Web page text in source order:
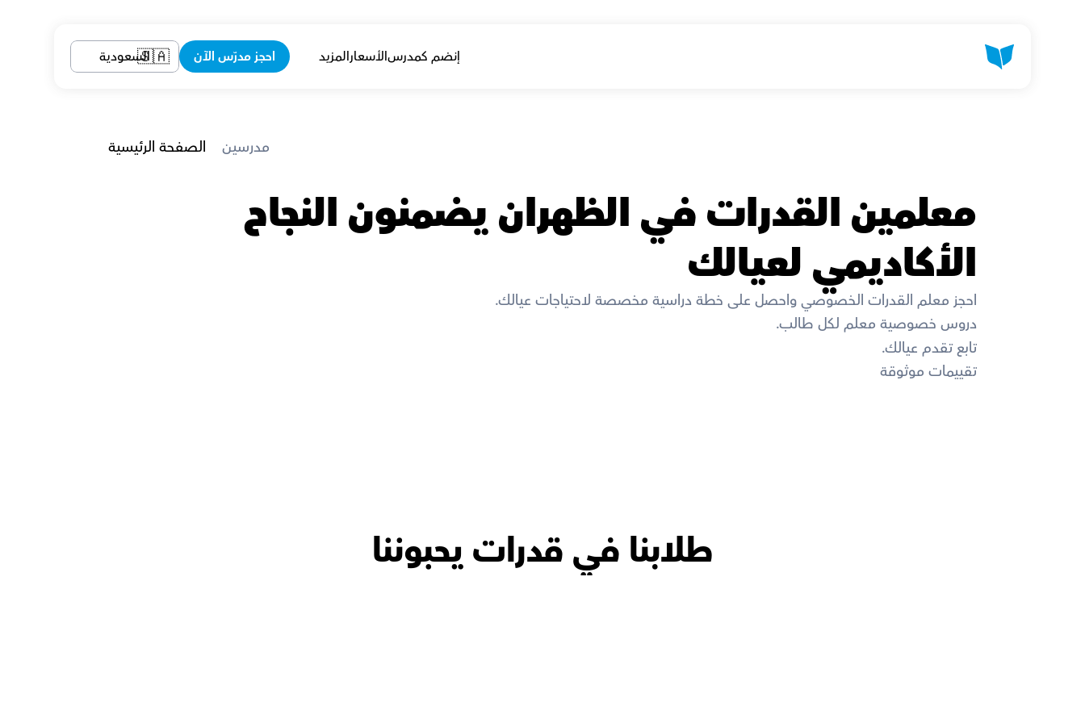
الصفحة الرئيسية مدرسين
الأكاديمي لعيالك
احجز معلم القدرات الخصوصي واحصل على خطة دراسية مخصصة لاحتياجات عيالك.
دروس خصوصية معلم لكل طالب.
تابع تقدم عيالك.
تقييمات موثوقة
طلابنا في قدرات يحبوننا
إنضم كمدرسالأسعارالمزيد احجز مدرّس الآن 🇸🇦السعودية